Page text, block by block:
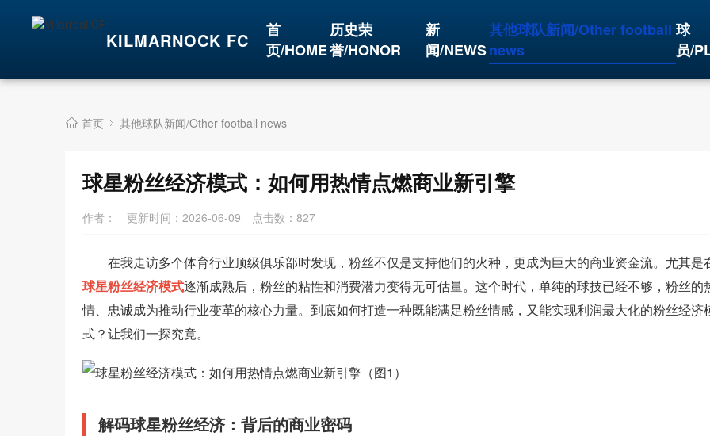
KILMARNOCK FC
首
页/HOME
历史荣
誉/HONOR
新
闻/NEWS
其他球队新闻/Other football
news
球
员/
首页 其他球队新闻/Other football news
球星粉丝经济模式：如何用热情点燃商业新引擎
作者： 更新时间：2026-06-09 点击数： 827
在我走访多个体育行业顶级俱乐部时发现，粉丝不仅是支持他们的火种，更成为巨大的商业资金流。尤其是
球星粉丝经济模式逐渐成熟后，粉丝的粘性和消费潜力变得无可估量。这个时代，单纯的球技已经不够，粉丝的
情、忠诚成为推动行业变革的核心力量。到底如何打造一种既能满足粉丝情感，又能实现利润最大化的粉丝经济
式？让我们一探究竟。
解码球星粉丝经济：背后的商业密码